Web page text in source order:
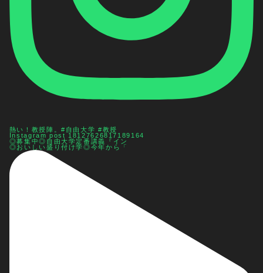
熱い！教授陣。#自由大学 #教授
Instagram post 18127626817189164
◎募集中◎自由大学定番講義『イン
◎おいしい盛り付け学◎今年から「